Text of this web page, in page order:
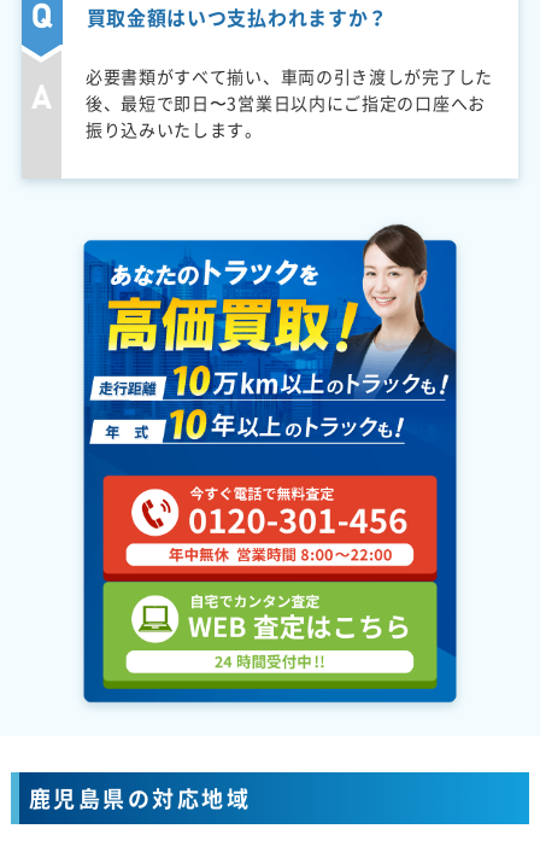
買取金額はいつ支払われますか？
必要書類がすべて揃い、車両の引き渡しが完了した
後、最短で即日〜3営業日以内にご指定の口座へお
振り込みいたします。
鹿児島県の対応地域